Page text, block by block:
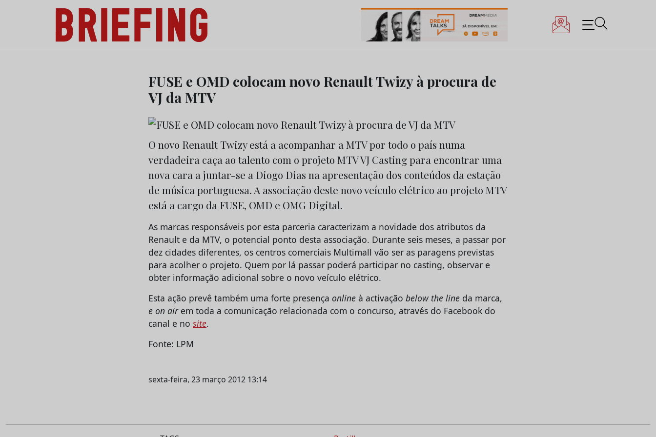
Briefing: Todas as notícias sobre os negócios do Marketing e da Publicidade
FUSE e OMD colocam novo Renault Twizy à procura de
VJ da MTV
O novo Renault Twizy está a acompanhar a MTV por todo o país numa
verdadeira caça ao talento com o projeto MTV VJ Casting para encontrar uma
nova cara a juntar-se a Diogo Dias na apresentação dos conteúdos da estação
de música portuguesa. A associação deste novo veículo elétrico ao projeto MTV
está a cargo da FUSE, OMD e OMG Digital.
As marcas responsáveis por esta parceria caracterizam a novidade dos atributos da
Renault e da MTV, o potencial ponto desta associação. Durante seis meses, a passar por
dez cidades diferentes, os centros comerciais Multimall vão ser as paragens previstas
para acolher o projeto. Quem por lá passar poderá participar no casting, observar e
obter informação adicional sobre o novo veículo elétrico.
Esta ação prevê também uma forte presença online à activação below the line da marca,
e on airem toda a comunicação relacionada com o concurso, através do Facebook do
canal e no site.
Fonte: LPM
sexta-feira, 23 março 2012 13:14